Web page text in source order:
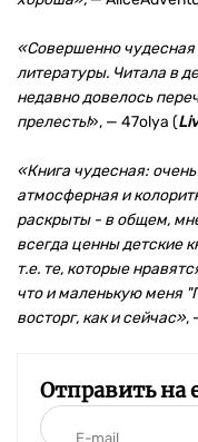
«Совершенно чудесная
литературы. Читала в
недавно довелось
прелесть!», — 47olya (
«Книга чудесная:
атмосферная и
раскрыты - в общем,
всегда ценны детские
т.е. те, которые
что и маленькую меня
восторг, как и сейчас»,
Отправить на